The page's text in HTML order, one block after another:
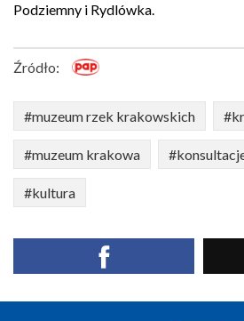
Podziemny i Rydlówka.
Źródło:
#muzeum rzek krakowskich
#muzeum krakowa
#kultura